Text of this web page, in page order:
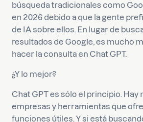
búsqueda tradicionales como
en 2026 debido a que la gente
de IA sobre ellos. En lugar de
resultados de Google, es mucho
hacer la consulta en Chat GPT.
¿Y lo mejor?
Chat GPT es sólo el principio. Hay
empresas y herramientas que
funciones útiles. Y si está